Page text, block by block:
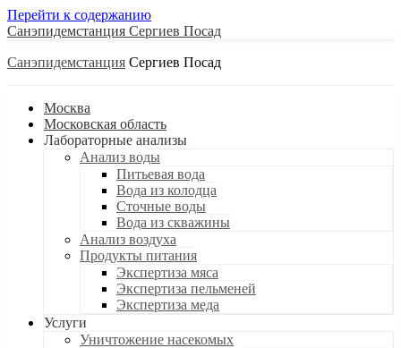
Перейти к содержанию
Санэпидемстанция
Санэпидемстанция
Москва
Московская область
Лабораторные анализы
Анализ воды
Питьевая вода
Вода из колодца
Сточные воды
Вода из скважины
Анализ воздуха
Продукты питания
Экспертиза мяса
Экспертиза пельменей
Экспертиза меда
Услуги
Уничтожение насекомых